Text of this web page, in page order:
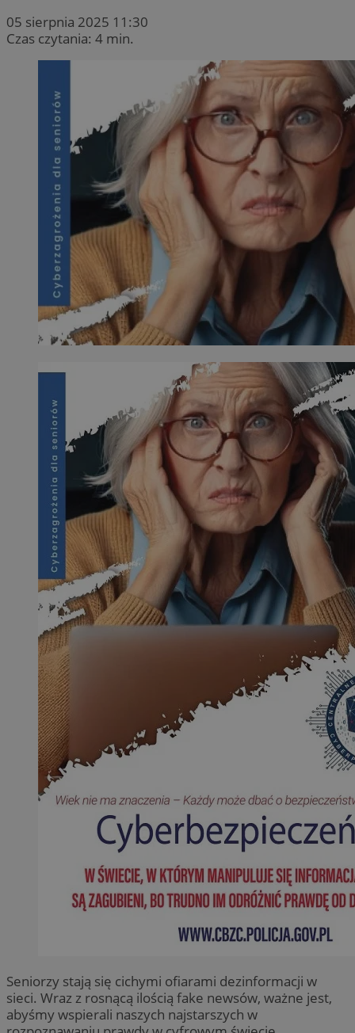
05 sierpnia 2025 11:30
Czas czytania: 4 min.
Seniorzy stają się cichymi ofiarami dezinformacji w
sieci. Wraz z rosnącą ilością fake newsów, ważne jest,
abyśmy wspierali naszych najstarszych w